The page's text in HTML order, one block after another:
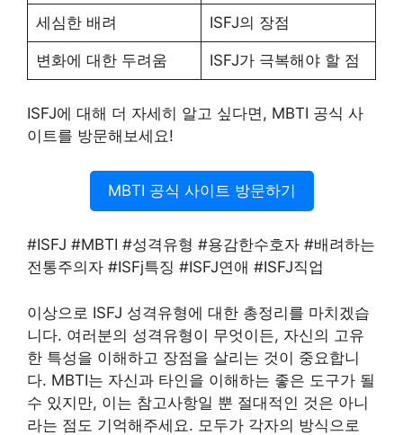
세심한 배려 ISFJ의 장점
변화에 대한 두려움 ISFJ가 극복해야 할 점
ISFJ에 대해 더 자세히 알고 싶다면, MBTI 공식 사
이트를 방문해보세요!
MBTI 공식 사이트 방문하기
#ISFJ #MBTI #성격유형 #용감한수호자 #배려하는
전통주의자 #ISFj특징 #ISFJ연애 #ISFJ직업
이상으로 ISFJ 성격유형에 대한 총정리를 마치겠습
니다. 여러분의 성격유형이 무엇이든, 자신의 고유
한 특성을 이해하고 장점을 살리는 것이 중요합니
다. MBTI는 자신과 타인을 이해하는 좋은 도구가 될
수 있지만, 이는 참고사항일 뿐 절대적인 것은 아니
라는 점도 기억해주세요. 모두가 각자의 방식으로